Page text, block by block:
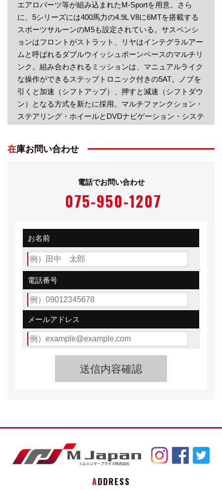
エアロパーツ等が組み込まれたM-Sportを用意。さら
に、5シリーズには400馬力の4.9L V8に6MTを搭載する
スポーツサルーンのM5も設定されている。サスペンシ
ョンはフロントがストラット、リヤはインテグラルアー
ムと呼ばれるダブルウイッシュボーンベースのマルチリ
ンク。組み合わされるミッションは、マニュアルライク
な操作ができるステップトロニック付きの5AT。ノブを
引くと加速（シフトアップ）、押すと減速（シフトダウ
ン）となる方式を新たに採用。マルチファンクション・
ステアリング・ホイールとDVDナビゲーション・システ
ック・スタビリティ+トラクション・コントロール（M5
トロール）、キャッチ・テンショナー付きシートベルト
グは右ハンドルのみ、M5は左ハンドルのみの設定とな
在庫お問い合わせ
電話でお問い合わせ
075-950-1207
お名前
電話番号
メールアドレス
ADDRESS